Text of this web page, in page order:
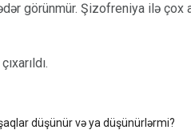
görünmür. Şizofreniya ilə
çıxarıldı.
düşünür və ya düşünürlərmi?